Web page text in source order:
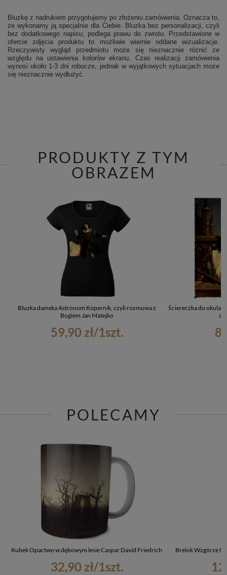
Bluzkę z nadrukiem przygotujemy po złożeniu zamówienia. Oznacza to,
że wykonamy ją specjalnie dla Ciebie. Bluzka bez personalizacji, czyli
bez dodatkowego napisu, podlega prawu do zwrotu. Przedstawione w
ofercie zdjęcia produktu to możliwie wiernie oddane wizualizacje.
Rzeczywisty wygląd przedmiotu może się nieznacznie różnić ze
względu na ustawienia kolorów ekranu. Czas realizacji zamówienia
wynosi około 1-3 dni robocze, jednak w wyjątkowych sytuacjach może
się nieznacznie wydłużyć.
PRODUKTY Z TYM
OBRAZEM
Bluzka damska Astronom Kopernik, czyli rozmowa z
Bogiem Jan Matejko
59,90 zł/1szt.
Ściereczka do
z
POLECAMY
Kubek Opactwo w dębowym lesie Caspar David Friedrich
32,90 zł/1szt.
Brelok Wzgórze